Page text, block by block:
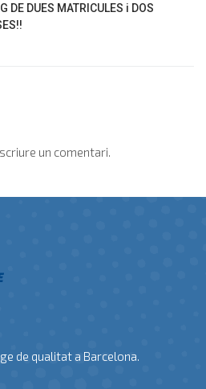
DE DUES MATRICULES i DOS
un comentari.
de qualitat a Barcelona.